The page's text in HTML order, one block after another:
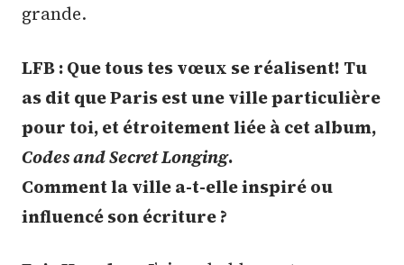
grande.
LFB : Que tous tes vœux se réalisent! Tu
as dit que Paris est une ville particulière
pour toi, et étroitement liée à cet album,
Codes and Secret Longing.
Comment la ville a-t-elle inspiré ou
influencé son écriture ?